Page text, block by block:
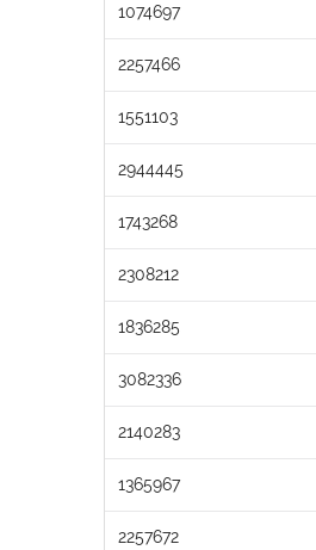
1074697
2257466
1551103
2944445
1743268
2308212
1836285
3082336
2140283
1365967
2257672